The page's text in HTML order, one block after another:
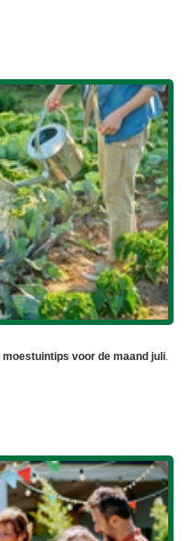
moestuintips voor de maand juli.